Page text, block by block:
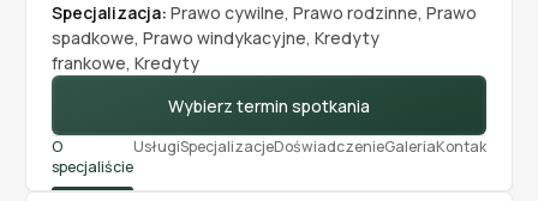
Specjalizacja: Prawo cywilne, Prawo rodzinne, Prawo
spadkowe, Prawo windykacyjne, Kredyty
frankowe, Kredyty
Wybierz termin spotkania
O
specjaliście
UsługiSpecjalizacjeDoświadczenieGaleriaKontakt